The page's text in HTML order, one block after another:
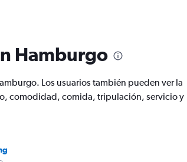
Hamburgo
Los usuarios también pueden ver la
comodidad, comida, tripulación, servicio y